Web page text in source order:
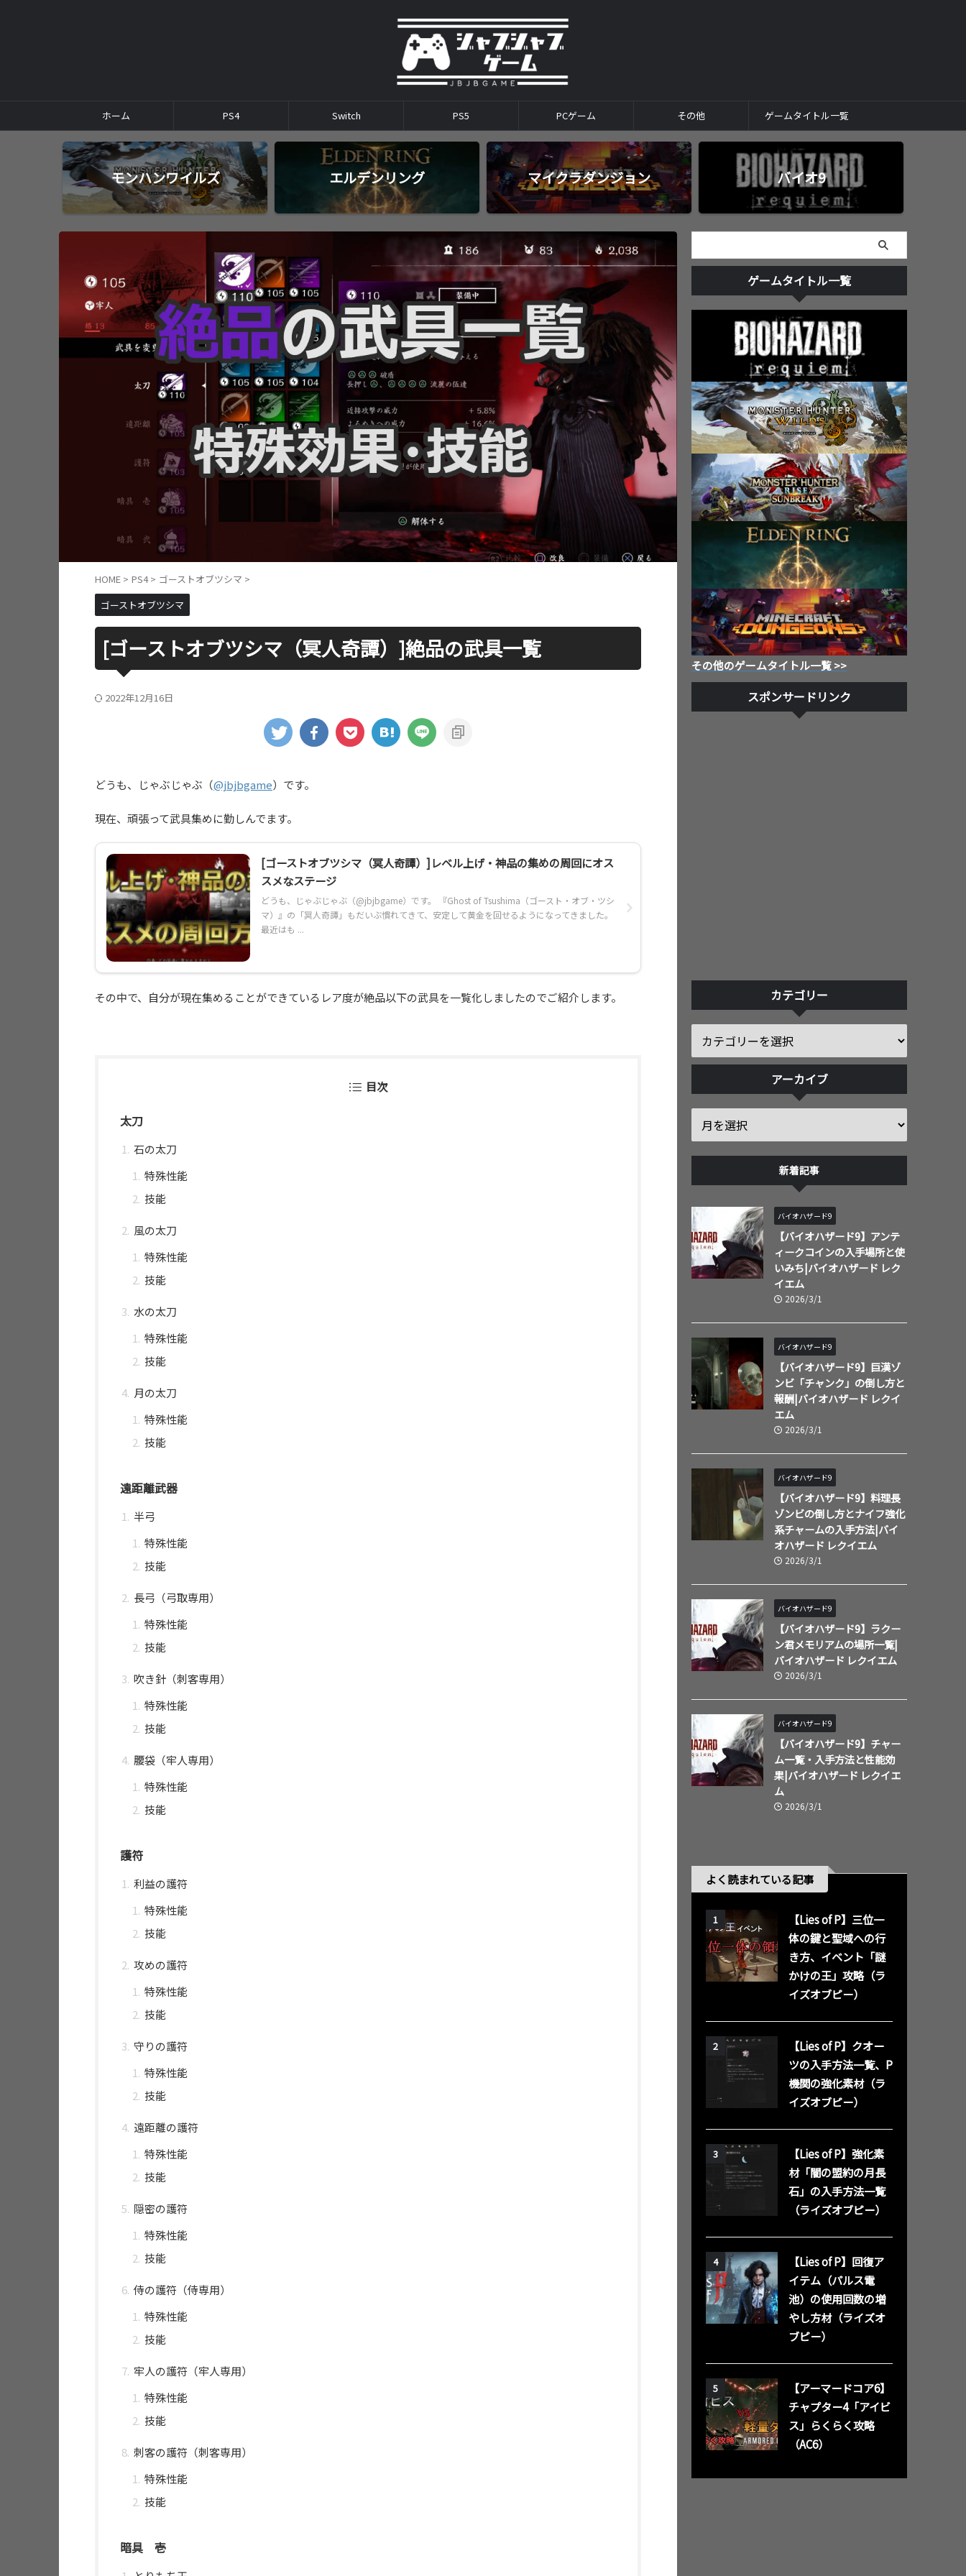
ホーム PS4 Switch PS5 PCゲーム その他 ゲームタイトル一覧
モンハンワイルズ エルデンリング マイクラダンジョン バイオ9
HOME > PS4 > ゴーストオブツシマ >
ゴーストオブツシマ
[ゴーストオブツシマ（冥人奇譚）]絶品の武具一覧
2022年12月16日
どうも、じゃぶじゃぶ（@jbjbgame）です。
現在、頑張って武具集めに勤しんでます。
[ゴーストオブツシマ（冥人奇譚）]レベル上げ・神品の集めの周回にオス
スメなステージ
どうも、じゃぶじゃぶ（@jbjbgame）です。 『Ghost of Tsushima（ゴースト・オブ・ツシ
マ）』の「冥人奇譚」もだいぶ慣れてきて、安定して黄金を回せるようになってきました。
最近はも ...
その中で、自分が現在集めることができているレア度が絶品以下の武具を一覧化しましたのでご紹介します。
目次
太刀
石の太刀
特殊性能
技能
風の太刀
特殊性能
技能
水の太刀
特殊性能
技能
月の太刀
特殊性能
技能
遠距離武器
半弓
特殊性能
技能
長弓（弓取専用）
特殊性能
技能
吹き針（刺客専用）
特殊性能
技能
腰袋（牢人専用）
特殊性能
技能
護符
利益の護符
特殊性能
技能
攻めの護符
特殊性能
技能
守りの護符
特殊性能
技能
遠距離の護符
特殊性能
技能
隠密の護符
特殊性能
技能
侍の護符（侍専用）
特殊性能
技能
牢人の護符（牢人専用）
特殊性能
技能
刺客の護符（刺客専用）
特殊性能
技能
暗具 壱
ゲームタイトル一覧
その他のゲームタイトル一覧 >>
スポンサードリンク
カテゴリー
アーカイブ
新着記事
バイオハザード9
【バイオハザード9】アンテ
ィークコインの入手場所と使
いみち|バイオハザード レク
イエム
2026/3/1
バイオハザード9
【バイオハザード9】巨漢ゾ
ンビ「チャンク」の倒し方と
報酬|バイオハザード レクイ
エム
2026/3/1
バイオハザード9
【バイオハザード9】料理長
ゾンビの倒し方とナイフ強化
系チャームの入手方法|バイ
オハザード レクイエム
2026/3/1
バイオハザード9
【バイオハザード9】ラクー
ン君メモリアムの場所一覧|
バイオハザード レクイエム
2026/3/1
バイオハザード9
【バイオハザード9】チャー
ム一覧・入手方法と性能効
果|バイオハザード レクイエ
ム
2026/3/1
よく読まれている記事
1
【Lies of P】三位一
体の鍵と聖域への行
き方、イベント「謎
かけの王」攻略（ラ
イズオブピー）
2
【Lies of P】クオー
ツの入手方法一覧、P
機関の強化素材（ラ
イズオブピー）
3
【Lies of P】強化素
材「闇の盟約の月長
石」の入手方法一覧
（ライズオブピー）
4
【Lies of P】回復ア
イテム（パルス電
池）の使用回数の増
やし方材（ライズオ
ブピー）
5
【アーマードコア6】
チャプター4「アイビ
ス」らくらく攻略
（AC6）